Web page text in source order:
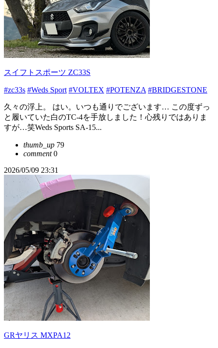
スイフトスポーツ ZC33S
#zc33s #Weds Sport #VOLTEX #POTENZA #BRIDGESTONE
久々の浮上。 はい。いつも通りでございます… この度ずっ
と履いていた白のTC-4を手放しました！心残りではありま
すが…笑Weds Sports SA-15...
thumb_up 79
comment0
2026/05/09 23:31
GRヤリス MXPA12